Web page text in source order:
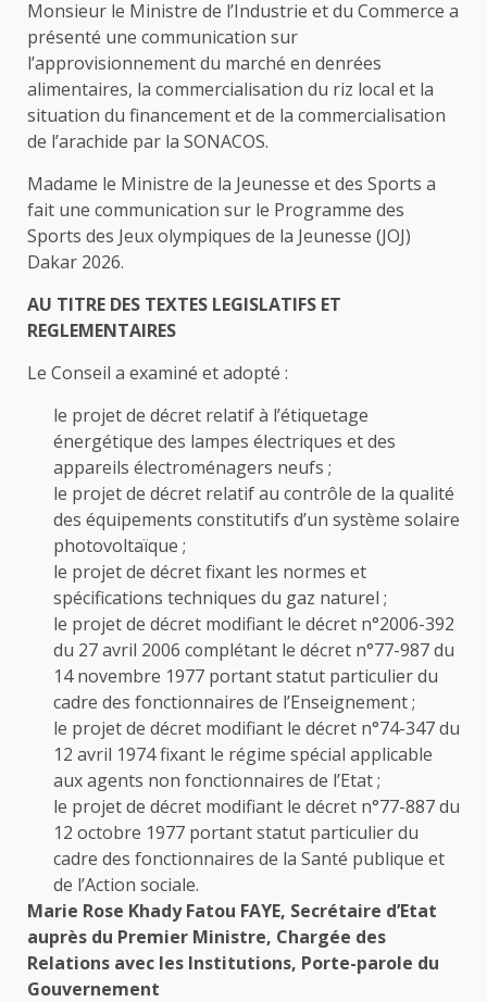
Monsieur le Ministre de l’Industrie et du Commerce a
présenté une communication sur
l’approvisionnement du marché en denrées
alimentaires, la commercialisation du riz local et la
situation du financement et de la commercialisation
de l’arachide par la SONACOS.
Madame le Ministre de la Jeunesse et des Sports a
fait une communication sur le Programme des
Sports des Jeux olympiques de la Jeunesse (JOJ)
Dakar 2026.
AU TITRE DES TEXTES LEGISLATIFS ET
REGLEMENTAIRES
Le Conseil a examiné et adopté :
le projet de décret relatif à l’étiquetage
énergétique des lampes électriques et des
appareils électroménagers neufs ;
le projet de décret relatif au contrôle de la qualité
des équipements constitutifs d’un système solaire
photovoltaïque ;
le projet de décret fixant les normes et
spécifications techniques du gaz naturel ;
le projet de décret modifiant le décret n°2006-392
du 27 avril 2006 complétant le décret n°77-987 du
14 novembre 1977 portant statut particulier du
cadre des fonctionnaires de l’Enseignement ;
le projet de décret modifiant le décret n°74-347 du
12 avril 1974 fixant le régime spécial applicable
aux agents non fonctionnaires de l’Etat ;
le projet de décret modifiant le décret n°77-887 du
12 octobre 1977 portant statut particulier du
cadre des fonctionnaires de la Santé publique et
de l’Action sociale.
Marie Rose Khady Fatou FAYE, Secrétaire d’Etat
auprès du Premier Ministre, Chargée des
Relations avec les Institutions, Porte-parole du
Gouvernement